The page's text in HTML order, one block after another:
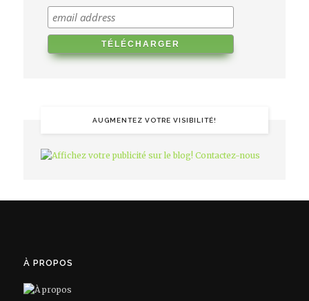
AUGMENTEZ VOTRE VISIBILITÉ!
À PROPOS